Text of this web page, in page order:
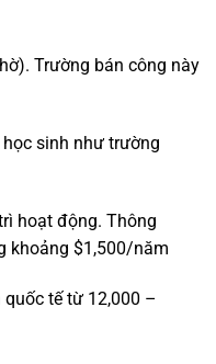
Trường bán công này
sinh như trường
hoạt động. Thông
khoảng $1,500/năm
tế từ 12,000 –